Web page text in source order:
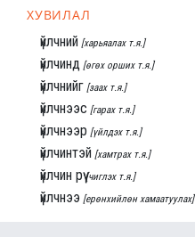
ХУВИЛАЛ
үйлчний [харьяалах т.я.]
үйлчинд [өгөх орших т.я.]
үйлчнийг [заах т.я.]
үйлчнээс [гарах т.я.]
үйлчнээр [үйлдэх т.я.]
үйлчинтэй [хамтрах т.я.]
үйлчин рүү [чиглэх т.я.]
үйлчнээ [ерөнхийлөн хамаатуулах]